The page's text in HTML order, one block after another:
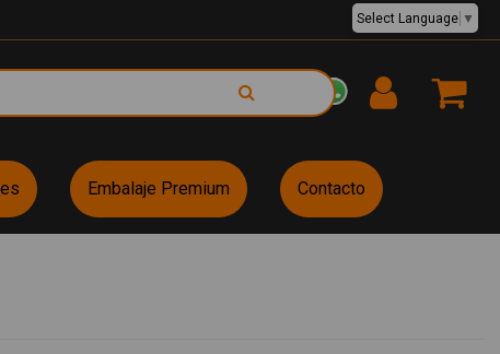
EUR €
Select Language ▼
Embalaje Premium Contacto